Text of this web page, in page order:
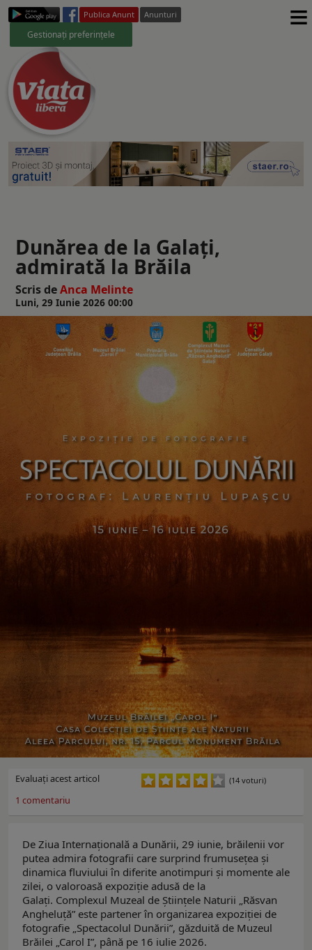
Publica Anunt Anunturi
Gestionați preferințele ≡
Dunărea de la Galați,
admirată la Brăila
Scris deAnca Melinte
Luni, 29 Iunie 2026 00:00
Evaluaţi acest articol (14 voturi)
1 comentariu
De Ziua Internațională a Dunării, 29 iunie, brăilenii vor
putea admira fotografii care surprind frumusețea și
dinamica fluviului în diferite anotimpuri și momente ale
zilei, o valoroasă expoziție adusă de la
Galați. Complexul Muzeal de Științele Naturii „Răsvan
Angheluță” este partener în organizarea expoziției de
fotografie „Spectacolul Dunării”, găzduită de Muzeul
Brăilei „Carol I”, până pe 16 iulie 2026.